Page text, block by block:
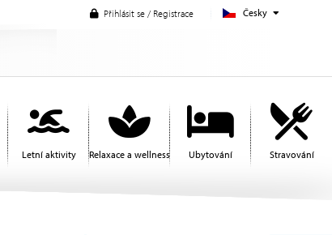
Česky
Přihlásit se / Registrace
Letní aktivity Relaxace a wellness Ubytování Stravování